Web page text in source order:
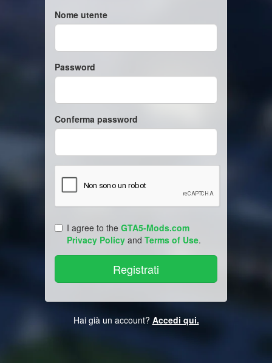
Nome utente
Password
Conferma password
I agree to the GTA5-Mods.com
Privacy Policy and Terms of Use.
Hai già un account? Accedi qui.